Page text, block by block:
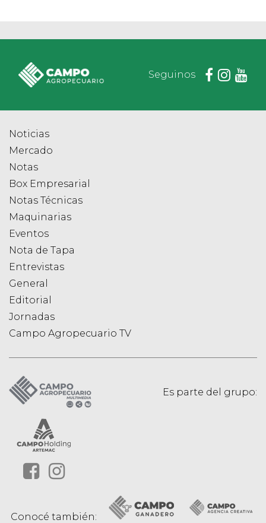
Seguinos
Noticias
Mercado
Notas
Box Empresarial
Notas Técnicas
Maquinarias
Eventos
Nota de Tapa
Entrevistas
General
Editorial
Jornadas
Campo Agropecuario TV
Es parte del grupo:
Conocé también: